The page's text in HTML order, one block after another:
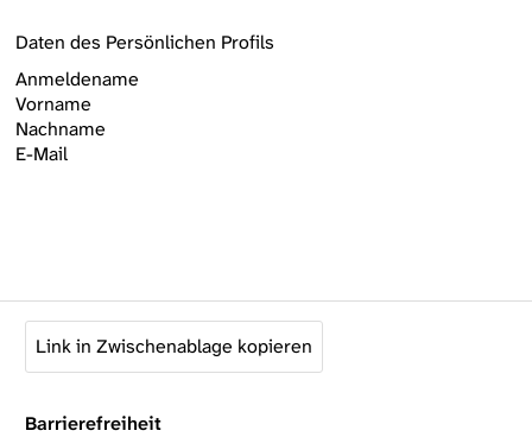
Daten des Persönlichen Profils
Anmeldename
Vorname
Nachname
E-Mail
Link in Zwischenablage kopieren
Barrierefreiheit